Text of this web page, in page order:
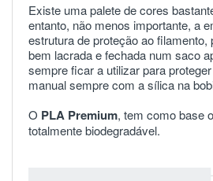
Existe uma palete de cores
entanto, não menos importante, a
estrutura de proteção ao filamento,
bem lacrada e fechada num saco
sempre ficar a utilizar para
manual sempre com a sílica na
O PLA Premium, tem como base o
totalmente biodegradável.